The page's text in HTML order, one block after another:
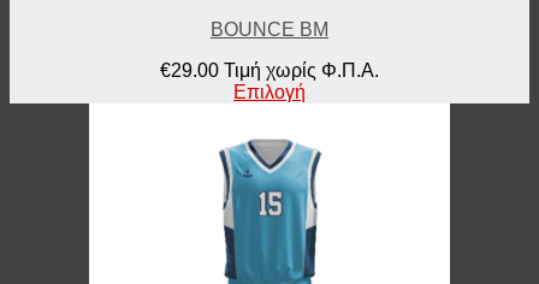
BOUNCE BM
€29.00 Τιμή χωρίς Φ.Π.Α.
Επιλογή